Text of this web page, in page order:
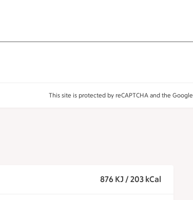
This site is protected by reCAPTCHA and the Google
876 KJ / 203 kCal